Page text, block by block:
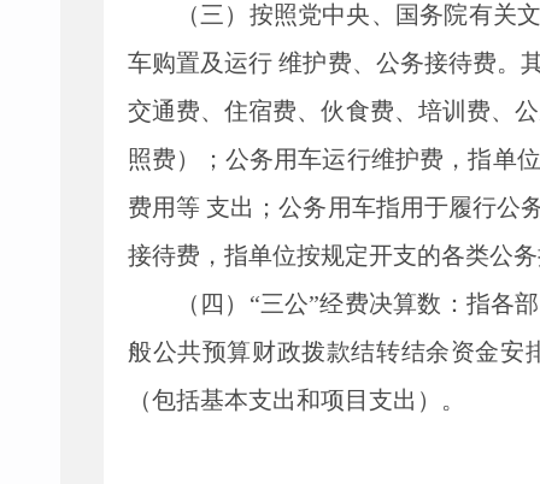
（三）按照党中央、国务院有关
车购置及运行 维护费、公务接待费。
交通费、住宿费、伙食费、培训费、
照费）；公务用车运行维护费，指单
费用等 支出；公务用车指用于履行公
接待费，指单位按规定开支的各类公
（四） “三公”经费决算数：指各
般公共预算财政拨款结转结余资金安
（包括基本支出和项目支出）。